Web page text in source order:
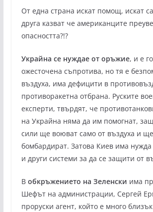
От една страна искат помощ, искат
друга казват че американците
опасността?!?
Украйна се нуждае от оръжие, и е
ожесточена съпротива, но тя е
въздуха, има дефицити в
противоракетна отбрана. Руските
експерти, твърдят, че
на Украйна няма да им помогнат,
сили ще воюват само от въздуха и ще
бомбардират. Затова Киев има
и други системи за да се защити от
В обкръжението на Зеленски има
Шефът на администрации, Сергей
проруски агент, който е много